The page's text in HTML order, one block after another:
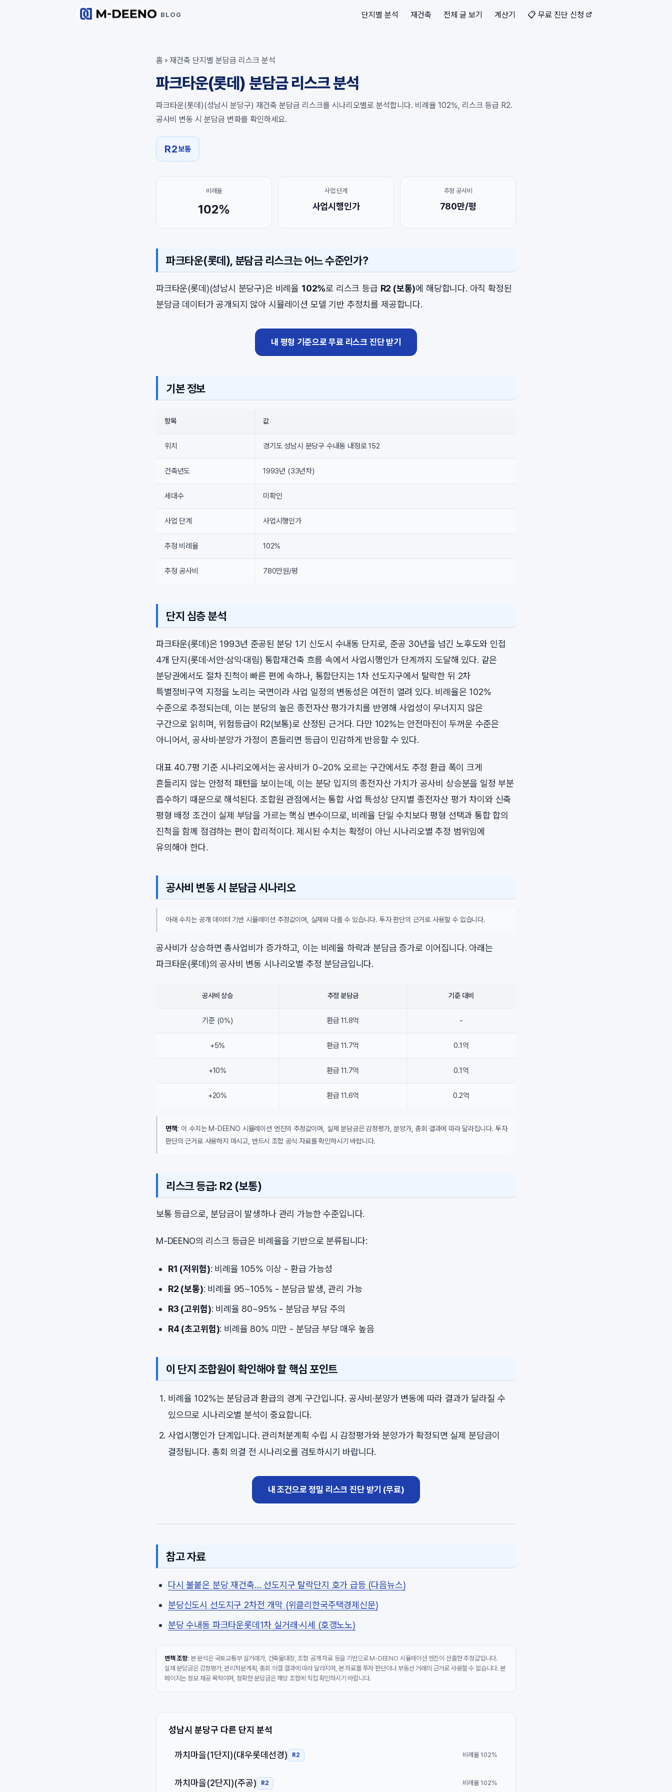
BLOG 단지별 분석 재건축 전체 글 보기 계산기 📋 무료 진단 신청
홈 » 재건축 단지별 분담금 리스크 분석
파크타운(롯데) 분담금 리스크 분석
파크타운(롯데)(성남시 분당구) 재건축 분담금 리스크를 시나리오별로 분석합니다. 비례율 102%, 리스크 등급 R2.
공사비 변동 시 분담금 변화를 확인하세요.
R2보통
비례율
102%
사업 단계
사업시행인가
추정 공사비
780만/평
파크타운(롯데), 분담금 리스크는 어느 수준인가?
파크타운(롯데)(성남시 분당구)은 비례율 102%로 리스크 등급 R2 (보통)에 해당합니다. 아직 확정된
분담금 데이터가 공개되지 않아 시뮬레이션 모델 기반 추정치를 제공합니다.
내 평형 기준으로 무료 리스크 진단 받기
기본 정보
항목 값
위치 경기도 성남시 분당구 수내동 내정로 152
건축년도 1993년 (33년차)
세대수 미확인
사업 단계 사업시행인가
추정 비례율 102%
추정 공사비 780만원/평
단지 심층 분석
파크타운(롯데)은 1993년 준공된 분당 1기 신도시 수내동 단지로, 준공 30년을 넘긴 노후도와 인접
4개 단지(롯데·서안·삼익·대림) 통합재건축 흐름 속에서 사업시행인가 단계까지 도달해 있다. 같은
분당권에서도 절차 진척이 빠른 편에 속하나, 통합단지는 1차 선도지구에서 탈락한 뒤 2차
특별정비구역 지정을 노리는 국면이라 사업 일정의 변동성은 여전히 열려 있다. 비례율은 102%
수준으로 추정되는데, 이는 분당의 높은 종전자산 평가가치를 반영해 사업성이 무너지지 않은
구간으로 읽히며, 위험등급이 R2(보통)로 산정된 근거다. 다만 102%는 안전마진이 두꺼운 수준은
아니어서, 공사비·분양가 가정이 흔들리면 등급이 민감하게 반응할 수 있다.
대표 40.7평 기준 시나리오에서는 공사비가 0~20% 오르는 구간에서도 추정 환급 폭이 크게
흔들리지 않는 안정적 패턴을 보이는데, 이는 분당 입지의 종전자산 가치가 공사비 상승분을 일정 부분
흡수하기 때문으로 해석된다. 조합원 관점에서는 통합 사업 특성상 단지별 종전자산 평가 차이와 신축
평형 배정 조건이 실제 부담을 가르는 핵심 변수이므로, 비례율 단일 수치보다 평형 선택과 통합 합의
진척을 함께 점검하는 편이 합리적이다. 제시된 수치는 확정이 아닌 시나리오별 추정 범위임에
유의해야 한다.
공사비 변동 시 분담금 시나리오
아래 수치는 공개 데이터 기반 시뮬레이션 추정값이며, 실제와 다를 수 있습니다. 투자 판단의 근거로 사용할 수 없습니다.
공사비가 상승하면 총사업비가 증가하고, 이는 비례율 하락과 분담금 증가로 이어집니다. 아래는
파크타운(롯데)의 공사비 변동 시나리오별 추정 분담금입니다.
공사비 상승 추정 분담금 기준 대비
기준 (0%) 환급 11.8억 -
+5% 환급 11.7억 0.1억
+10% 환급 11.7억 0.1억
+20% 환급 11.6억 0.2억
면책: 이 수치는 M-DEENO 시뮬레이션 엔진의 추정값이며, 실제 분담금은 감정평가, 분양가, 총회 결과에 따라 달라집니다. 투자
판단의 근거로 사용하지 마시고, 반드시 조합 공식 자료를 확인하시기 바랍니다.
리스크 등급: R2 (보통)
보통 등급으로, 분담금이 발생하나 관리 가능한 수준입니다.
M-DEENO의 리스크 등급은 비례율을 기반으로 분류됩니다:
R1 (저위험): 비례율 105% 이상 - 환급 가능성
R2 (보통): 비례율 95~105% - 분담금 발생, 관리 가능
R3 (고위험): 비례율 80~95% - 분담금 부담 주의
R4 (초고위험): 비례율 80% 미만 - 분담금 부담 매우 높음
이 단지 조합원이 확인해야 할 핵심 포인트
비례율 102%는 분담금과 환급의 경계 구간입니다. 공사비·분양가 변동에 따라 결과가 달라질 수
있으므로 시나리오별 분석이 중요합니다.
사업시행인가 단계입니다. 관리처분계획 수립 시 감정평가와 분양가가 확정되면 실제 분담금이
결정됩니다. 총회 의결 전 시나리오를 검토하시기 바랍니다.
내 조건으로 정밀 리스크 진단 받기 (무료)
참고 자료
다시 불붙은 분당 재건축… 선도지구 탈락단지 호가 급등 (다음뉴스)
분당신도시 선도지구 2차전 개막 (위클리한국주택경제신문)
분당 수내동 파크타운롯데1차 실거래·시세 (호갱노노)
면책 조항: 본 분석은 국토교통부 실거래가, 건축물대장, 조합 공개 자료 등을 기반으로 M-DEENO 시뮬레이션 엔진이 산출한 추정값입니다.
실제 분담금은 감정평가, 관리처분계획, 총회 의결 결과에 따라 달라지며, 본 자료를 투자 판단이나 부동산 거래의 근거로 사용할 수 없습니다. 본
페이지는 정보 제공 목적이며, 정확한 분담금은 해당 조합에 직접 확인하시기 바랍니다.
성남시 분당구 다른 단지 분석
까치마을(1단지)(대우롯데선경) R2 비례율 102%
까치마을(2단지)(주공) R2 비례율 102%